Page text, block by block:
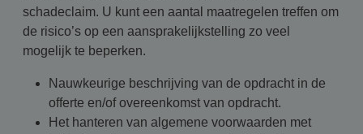
schadeclaim. U kunt een aantal maatregelen treffen om
de risico’s op een aansprakelijkstelling zo veel
mogelijk te beperken.
Nauwkeurige beschrijving van de opdracht in de
offerte en/of overeenkomst van opdracht.
Het hanteren van algemene voorwaarden met